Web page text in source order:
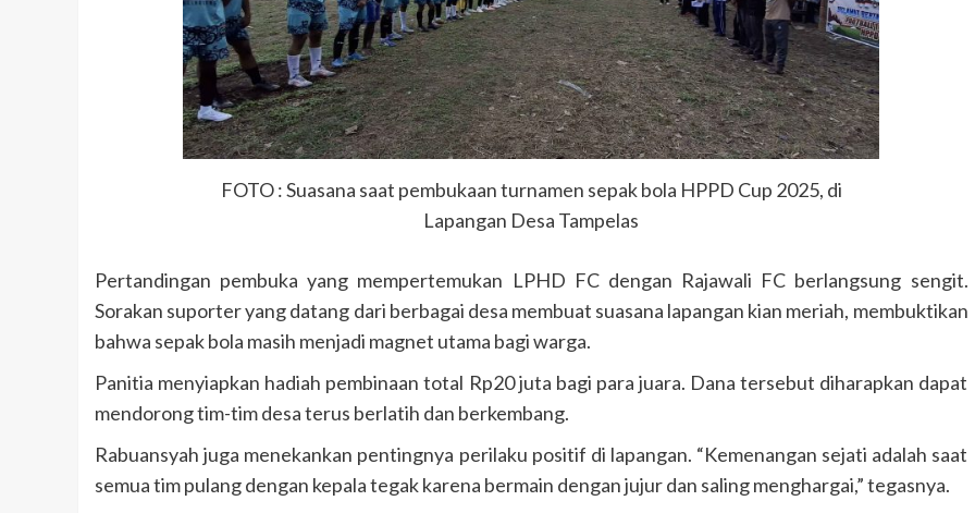
FOTO : Suasana saat pembukaan turnamen sepak bola HPPD Cup 2025, di
Lapangan Desa Tampelas
Pertandingan pembuka yang mempertemukan LPHD FC dengan Rajawali FC berlangsung sengit.
Sorakan suporter yang datang dari berbagai desa membuat suasana lapangan kian meriah, membuktikan
bahwa sepak bola masih menjadi magnet utama bagi warga.
Panitia menyiapkan hadiah pembinaan total Rp20 juta bagi para juara. Dana tersebut diharapkan dapat
mendorong tim-tim desa terus berlatih dan berkembang.
Rabuansyah juga menekankan pentingnya perilaku positif di lapangan. “Kemenangan sejati adalah saat
semua tim pulang dengan kepala tegak karena bermain dengan jujur dan saling menghargai,” tegasnya.
GUNUNG MAS HEADLINE
HUKUM & KRIMINAL
KALIMANTAN TENGAH
Polres Gunung Mas Amankan Ibadah
Kenaikan Yesus Kristus di Sembilan
Kecamatan